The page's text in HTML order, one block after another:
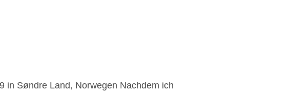
in Søndre Land, Norwegen Nachdem ich